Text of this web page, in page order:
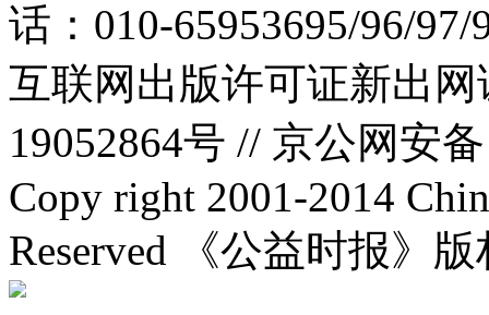
话：010-65953695/96/
互联网出版许可证新出
19052864号 // 京公网安
Copy right 2001-2014
Reserved 《公益时报》